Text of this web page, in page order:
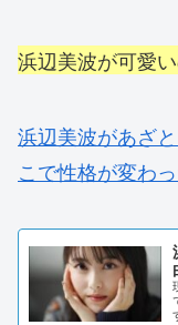
浜辺美波が可愛
浜辺美波があざ
こで性格が変わ